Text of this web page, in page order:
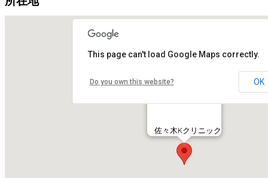
佐々木Kクリニック
This page can't load Google Maps correctly.
Do you own this website? OK